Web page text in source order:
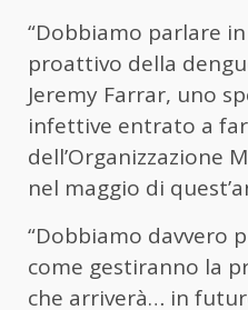
“Dobbiamo parlare
proattivo della
Jeremy Farrar, uno
infettive entrato a
dell’Organizzazione
nel maggio di
“Dobbiamo davvero
come gestiranno la
che arriverà… in